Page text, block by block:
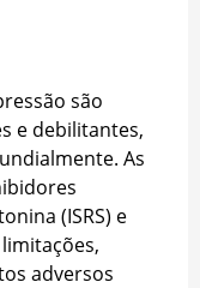
são
e debilitantes,
As
(ISRS) e
adversos